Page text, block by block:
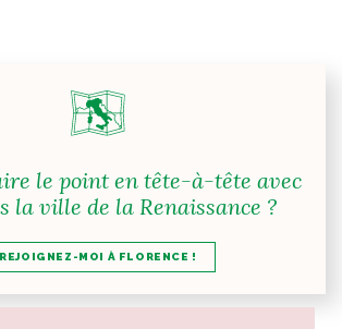
le point en tête-à-tête avec
la ville de la Renaissance ?
REJOIGNEZ-MOI À FLORENCE !